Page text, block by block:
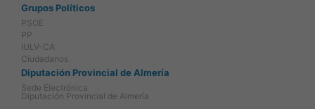
Grupos Políticos
PSOE
PP
IULV-CA
Ciudadanos
Diputación Provincial de Almería
Sede Electrónica
Diputación Provincial de Almería